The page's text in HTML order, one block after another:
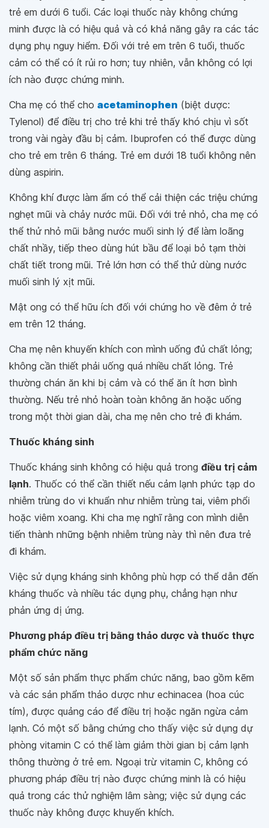
trẻ em dưới 6 tuổi. Các loại thuốc này không chứng
minh được là có hiệu quả và có khả năng gây ra các tác
dụng phụ nguy hiểm. Đối với trẻ em trên 6 tuổi, thuốc
cảm có thể có ít rủi ro hơn; tuy nhiên, vẫn không có lợi
ích nào được chứng minh.
Cha mẹ có thể cho acetaminophen (biệt dược:
Tylenol) để điều trị cho trẻ khi trẻ thấy khó chịu vì sốt
trong vài ngày đầu bị cảm. Ibuprofen có thể được dùng
cho trẻ em trên 6 tháng. Trẻ em dưới 18 tuổi không nên
dùng aspirin.
Không khí được làm ẩm có thể cải thiện các triệu chứng
nghẹt mũi và chảy nước mũi. Đối với trẻ nhỏ, cha mẹ có
thể thử nhỏ mũi bằng nước muối sinh lý để làm loãng
chất nhầy, tiếp theo dùng hút bầu để loại bỏ tạm thời
chất tiết trong mũi. Trẻ lớn hơn có thể thử dùng nước
muối sinh lý xịt mũi.
Mật ong có thể hữu ích đối với chứng ho về đêm ở trẻ
em trên 12 tháng.
Cha mẹ nên khuyến khích con mình uống đủ chất lỏng;
không cần thiết phải uống quá nhiều chất lỏng. Trẻ
thường chán ăn khi bị cảm và có thể ăn ít hơn bình
thường. Nếu trẻ nhỏ hoàn toàn không ăn hoặc uống
trong một thời gian dài, cha mẹ nên cho trẻ đi khám.
Thuốc kháng sinh
Thuốc kháng sinh không có hiệu quả trong điều trị cảm
lạnh. Thuốc có thể cần thiết nếu cảm lạnh phức tạp do
nhiễm trùng do vi khuẩn như nhiễm trùng tai, viêm phổi
hoặc viêm xoang. Khi cha mẹ nghĩ rằng con mình diễn
tiến thành những bệnh nhiễm trùng này thì nên đưa trẻ
đi khám.
Việc sử dụng kháng sinh không phù hợp có thể dẫn đến
kháng thuốc và nhiều tác dụng phụ, chẳng hạn như
phản ứng dị ứng.
Phương pháp điều trị bằng thảo dược và thuốc thực
phẩm chức năng
Một số sản phẩm thực phẩm chức năng, bao gồm kẽm
và các sản phẩm thảo dược như echinacea (hoa cúc
tím), được quảng cáo để điều trị hoặc ngăn ngừa cảm
lạnh. Có một số bằng chứng cho thấy việc sử dụng dự
phòng vitamin C có thể làm giảm thời gian bị cảm lạnh
thông thường ở trẻ em. Ngoại trừ vitamin C, không có
phương pháp điều trị nào được chứng minh là có hiệu
quả trong các thử nghiệm lâm sàng; việc sử dụng các
thuốc này không được khuyến khích.